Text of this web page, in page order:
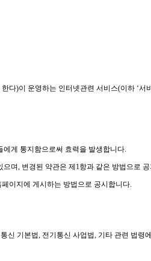
한다)이 운영하는 인터넷관련 서비스(이하 ‘서
에게 통지함으로써 효력을 발생합니다.
으며, 변경된 약관은 제 1항과 같은 방법으로
페이지에 게시하는 방법으로 공시합니다.
신 기본법, 전기통신 사업법, 기타 관련 법령